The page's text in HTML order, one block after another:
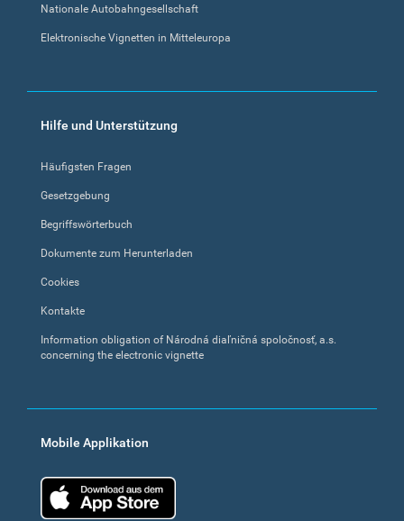
Nationale Autobahngesellschaft
Elektronische Vignetten in Mitteleuropa
Hilfe und Unterstützung
Häufigsten Fragen
Gesetzgebung
Begriffswörterbuch
Dokumente zum Herunterladen
Cookies
Kontakte
Information obligation of Národná diaľničná spoločnosť, a.s.
concerning the electronic vignette
Mobile Applikation